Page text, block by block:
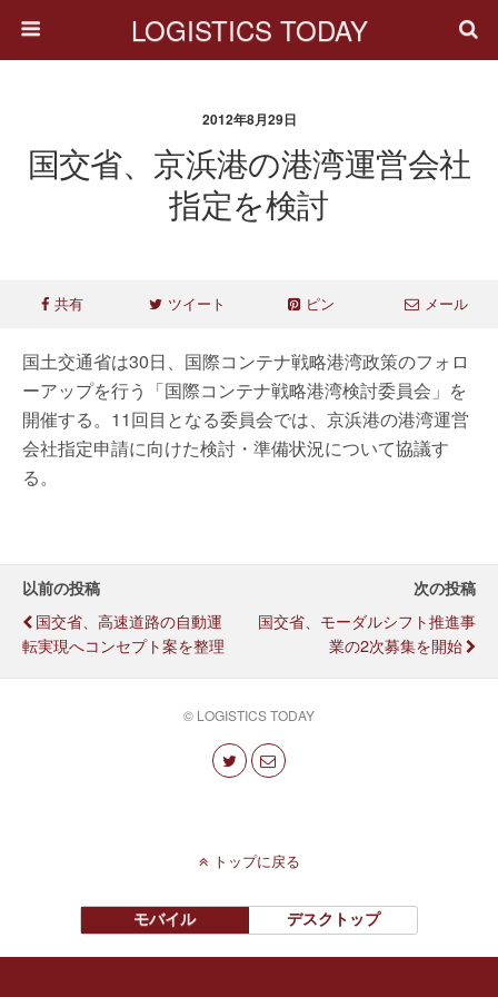
LOGISTICS TODAY
2012年8月29日
国交省、京浜港の港湾運営会社
指定を検討
共有 ツイート ピン メール
国土交通省は30日、国際コンテナ戦略港湾政策のフォロ
ーアップを行う「国際コンテナ戦略港湾検討委員会」を
開催する。11回目となる委員会では、京浜港の港湾運営
会社指定申請に向けた検討・準備状況について協議す
る。
以前の投稿
国交省、高速道路の自動運
転実現へコンセプト案を整理
次の投稿
国交省、モーダルシフト推進事
業の2次募集を開始
© LOGISTICS TODAY
トップに戻る
モバイル デスクトップ